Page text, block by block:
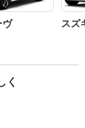
ヴ スズ
く